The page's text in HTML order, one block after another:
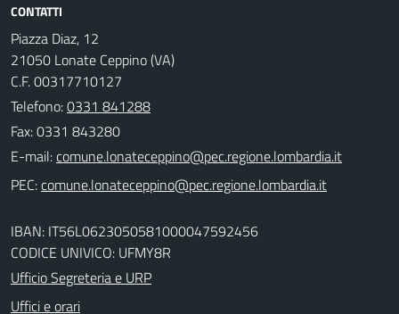
CONTATTI
Piazza Diaz, 12
21050 Lonate Ceppino (VA)
C.F. 00317710127
Telefono:0331 841288
Fax: 0331 843280
E-mail:
PEC:
IBAN: IT56L0623050581000047592456
CODICE UNIVICO: UFMY8R
Ufficio Segreteria e URP
Uffici e orari